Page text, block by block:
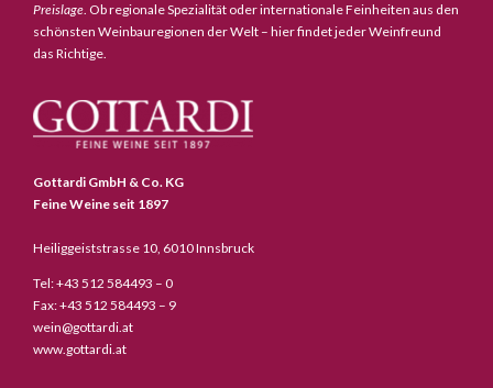
Preislage. Ob regionale Spezialität oder internationale Feinheiten aus den
schönsten Weinbauregionen der Welt – hier findet jeder Weinfreund
das Richtige.
Gottardi GmbH & Co. KG
Feine Weine seit 1897
Heiliggeiststrasse 10, 6010 Innsbruck
Tel: +43 512 584493 – 0
Fax: +43 512 584493 – 9
wein@gottardi.at
www.gottardi.at